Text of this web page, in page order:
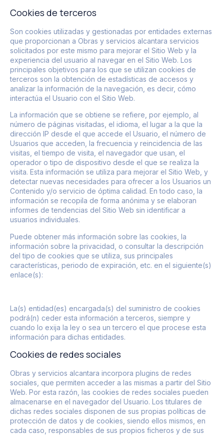
Cookies de terceros
Son cookies utilizadas y gestionadas por entidades externas
que proporcionan a Obras y servicios alcantara servicios
solicitados por este mismo para mejorar el Sitio Web y la
experiencia del usuario al navegar en el Sitio Web. Los
principales objetivos para los que se utilizan cookies de
terceros son la obtención de estadísticas de accesos y
analizar la información de la navegación, es decir, cómo
interactúa el Usuario con el Sitio Web.
La información que se obtiene se refiere, por ejemplo, al
número de páginas visitadas, el idioma, el lugar a la que la
dirección IP desde el que accede el Usuario, el número de
Usuarios que acceden, la frecuencia y reincidencia de las
visitas, el tiempo de visita, el navegador que usan, el
operador o tipo de dispositivo desde el que se realiza la
visita. Esta información se utiliza para mejorar el Sitio Web, y
detectar nuevas necesidades para ofrecer a los Usuarios un
Contenido y/o servicio de óptima calidad. En todo caso, la
información se recopila de forma anónima y se elaboran
informes de tendencias del Sitio Web sin identificar a
usuarios individuales.
Puede obtener más información sobre las cookies, la
información sobre la privacidad, o consultar la descripción
del tipo de cookies que se utiliza, sus principales
características, periodo de expiración, etc. en el siguiente(s)
enlace(s):
La(s) entidad(es) encargada(s) del suministro de cookies
podrá(n) ceder esta información a terceros, siempre y
cuando lo exija la ley o sea un tercero el que procese esta
información para dichas entidades.
Cookies de redes sociales
Obras y servicios alcantara incorpora plugins de redes
sociales, que permiten acceder a las mismas a partir del Sitio
Web. Por esta razón, las cookies de redes sociales pueden
almacenarse en el navegador del Usuario. Los titulares de
dichas redes sociales disponen de sus propias políticas de
protección de datos y de cookies, siendo ellos mismos, en
cada caso, responsables de sus propios ficheros y de sus